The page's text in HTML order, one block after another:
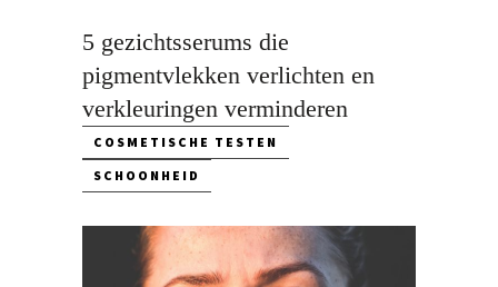
5 gezichtsserums die
pigmentvlekken verlichten en
verkleuringen verminderen
COSMETISCHE TESTEN
SCHOONHEID